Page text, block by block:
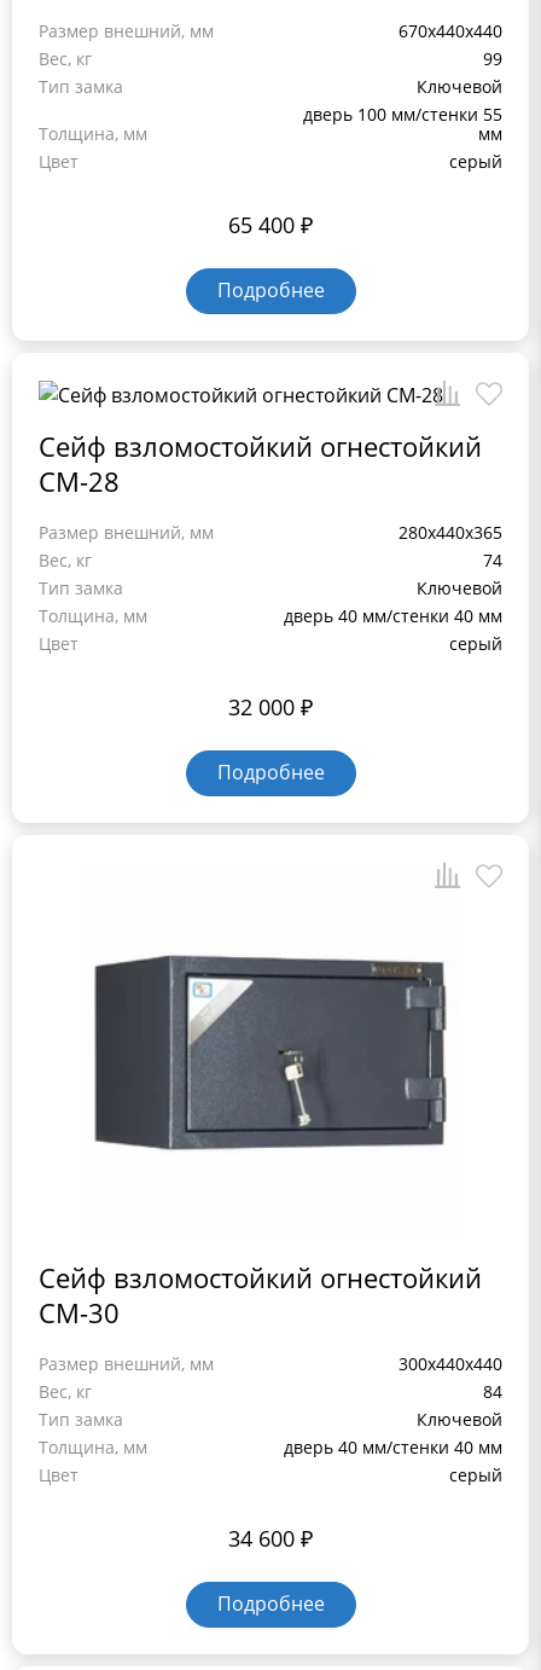
Размер внешний, мм
670х440х440
Вес, кг
99
Тип замка
Ключевой
Толщина, мм
дверь 100 мм/стенки 55
мм
Цвет
серый
65 400 ₽
Подробнее
Сейф взломостойкий огнестойкий
СМ-28
Размер внешний, мм
280x440x365
Вес, кг
74
Тип замка
Ключевой
Толщина, мм
дверь 40 мм/стенки 40 мм
Цвет
серый
32 000 ₽
Подробнее
Сейф взломостойкий огнестойкий
СМ-30
Размер внешний, мм
300x440x440
Вес, кг
84
Тип замка
Ключевой
Толщина, мм
дверь 40 мм/стенки 40 мм
Цвет
серый
34 600 ₽
Подробнее